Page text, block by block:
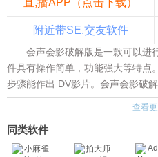
直,播APP（点击下载）
附近带SE,交友软件
会声会影破解版是一款可以进
件具有操作简单，功能强大等特点
步骤能作出 DV影片。会声会影破
以实现捕获、转场、特效、覆迭、
会声会影破解版的软件功能：
1、可以直接从高清摄像机导入
查看
同类软件